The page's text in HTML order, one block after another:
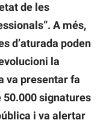
de les
A més,
d’aturada poden
la
va presentar fa
50.000 signatures
i va alertar